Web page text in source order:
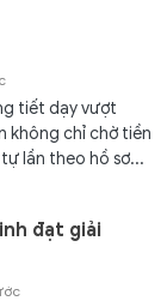
tiết dạy vượt
không chỉ chờ tiền
lần theo hồ sơ...
đạt giải